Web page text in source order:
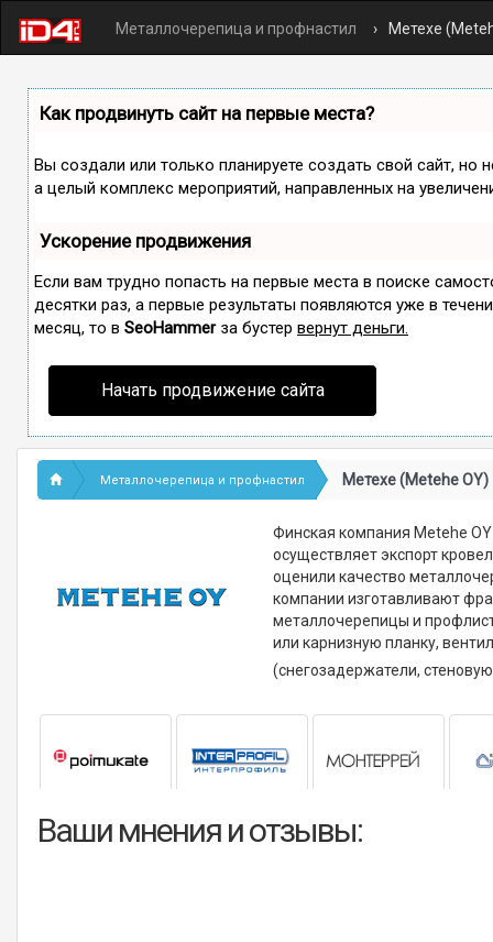
Металлочерепица и профнастил Метехе
Как продвинуть сайт на первые места?
Вы создали или только планируете создать свой сайт, но
а целый комплекс мероприятий, направленных на
Ускорение продвижения
Если вам трудно попасть на первые места в поиске
десятки раз, а первые результаты появляются уже в
месяц, то в SeoHammerза бустер вернут деньги.
Начать продвижение сайта
Металлочерепица и профнастил Метехе (Metehe OY)
Финская компания Metehe
осуществляет экспорт
оценили качество
компании изготавливают
металлочерепицы и
или карнизную планку,
(снегозадержатели,
Ваши мнения и отзывы: